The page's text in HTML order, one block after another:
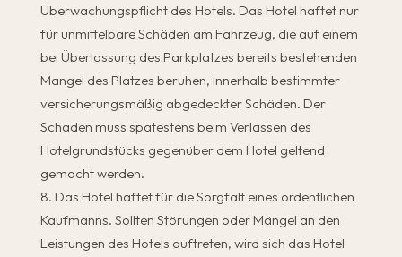
Überwachungspflicht des Hotels. Das Hotel haftet nur
für unmittelbare Schäden am Fahrzeug, die auf einem
bei Überlassung des Parkplatzes bereits bestehenden
Mangel des Platzes beruhen, innerhalb bestimmter
versicherungsmäßig abgedeckter Schäden. Der
Schaden muss spätestens beim Verlassen des
Hotelgrundstücks gegenüber dem Hotel geltend
gemacht werden.
Das Hotel haftet für die Sorgfalt eines ordentlichen
Kaufmanns. Sollten Störungen oder Mängel an den
Leistungen des Hotels auftreten, wird sich das Hotel